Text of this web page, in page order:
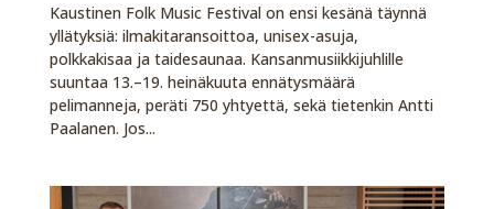
Kaustinen Folk Music Festival on ensi kesänä täynnä
yllätyksiä: ilmakitaransoittoa, unisex-asuja,
polkkakisaa ja taidesaunaa. Kansanmusiikkijuhlille
suuntaa 13.–19. heinäkuuta ennätysmäärä
pelimanneja, peräti 750 yhtyettä, sekä tietenkin Antti
Paalanen. Jos...